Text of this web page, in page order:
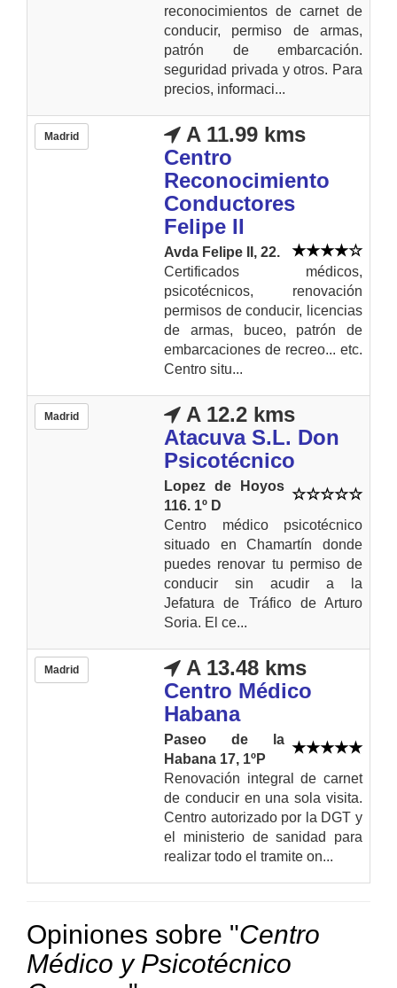
reconocimientos de carnet de
conducir, permiso de armas,
patrón de embarcación.
seguridad privada y otros. Para
precios, informaci...
Madrid
A 11.99 kms
Centro
Reconocimiento
Conductores
Felipe II
Avda Felipe II, 22.
Certificados médicos,
psicotécnicos, renovación
permisos de conducir, licencias
de armas, buceo, patrón de
embarcaciones de recreo... etc.
Centro situ...
Madrid
A 12.2 kms
Atacuva S.L. Don
Psicotécnico
Lopez de Hoyos
116. 1º D
Centro médico psicotécnico
situado en Chamartín donde
puedes renovar tu permiso de
conducir sin acudir a la
Jefatura de Tráfico de Arturo
Soria. El ce...
Madrid
A 13.48 kms
Centro Médico
Habana
Paseo de la
Habana 17, 1ºP
Renovación integral de carnet
de conducir en una sola visita.
Centro autorizado por la DGT y
el ministerio de sanidad para
realizar todo el tramite on...
Opiniones sobre "Centro
Médico y Psicotécnico